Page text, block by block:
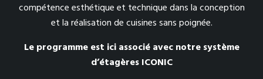
compétence esthétique et technique dans la conception
et la réalisation de cuisines sans poignée.
Le programme est ici associé avec notre système
d’étagères ICONIC